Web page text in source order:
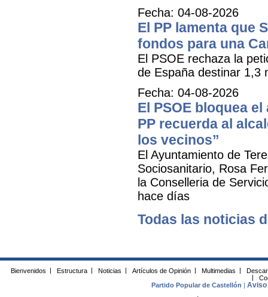
Fecha: 04-08-2026
El PP lamenta que
fondos para una
El PSOE rechaza la
de España destinar 1,3
Fecha: 04-08-2026
El PSOE bloquea
PP recuerda al
los vecinos”
El Ayuntamiento de
Sociosanitario, Rosa
la Conselleria de
hace días
Todas las noticias
Bienvenidos Estructura Noticias Artículos de Opinión Multimedias
Partido Popular de Castellón
|Aviso